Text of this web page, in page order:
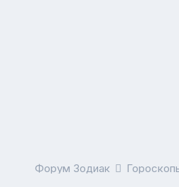
Форум Зодиак